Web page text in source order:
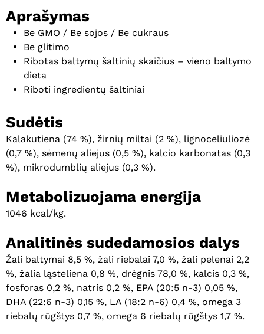
Aprašymas
Be GMO / Be sojos / Be cukraus
Be glitimo
Ribotas baltymų šaltinių skaičius – vieno baltymo
dieta
Riboti ingredientų šaltiniai
Sudėtis
Kalakutiena (74 %), žirnių miltai (2 %), lignoceliuliozė
(0,7 %), sėmenų aliejus (0,5 %), kalcio karbonatas (0,3
%), mikrodumblių aliejus (0,3 %).
Metabolizuojama energija
1046 kcal/kg.
Analitinės sudedamosios dalys
Žali baltymai 8,5 %, žali riebalai 7,0 %, žali pelenai 2,2
%, žalia ląsteliena 0,8 %, drėgnis 78,0 %, kalcis 0,3 %,
fosforas 0,2 %, natris 0,2 %, EPA (20:5 n-3) 0,05 %,
DHA (22:6 n-3) 0,15 %, LA (18:2 n-6) 0,4 %, omega 3
riebalų rūgštys 0,7 %, omega 6 riebalų rūgštys 1,7 %.